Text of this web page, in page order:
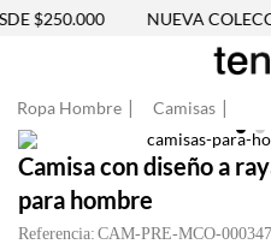
$250.000 NUEVA
Ropa Hombre Camisas
Camisa con diseño a
para hombre
Referencia: CAM-PRE-MCO-